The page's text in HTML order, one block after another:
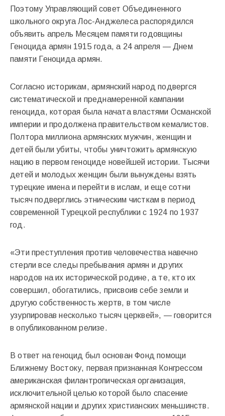
Поэтому Управляющий совет Объединенного
школьного округа Лос-Анджелеса распорядился
объявить апрель Месяцем памяти годовщины
Геноцида армян 1915 года, а 24 апреля — Днем
памяти Геноцида армян.
Согласно историкам, армянский народ подвергся
систематической и преднамеренной кампании
геноцида, которая была начата властями Османской
империи и продолжена правительством кемалистов.
Полтора миллиона армянских мужчин, женщин и
детей были убиты, чтобы уничтожить армянскую
нацию в первом геноциде новейшей истории. Тысячи
детей и молодых женщин были вынуждены взять
турецкие имена и перейти в ислам, и еще сотни
тысяч подверглись этническим чисткам в период
современной Турецкой республики с 1924 по 1937
год.
«Эти преступления против человечества навечно
стерли все следы пребывания армян и других
народов на их исторической родине, а те, кто их
совершил, обогатились, присвоив себе земли и
другую собственность жертв, в том числе
узурпировав несколько тысяч церквей», — говорится
в опубликованном релизе.
В ответ на геноцид был основан Фонд помощи
Ближнему Востоку, первая признанная Конгрессом
американская филантропическая организация,
исключительной целью которой было спасение
армянской нации и других христианских меньшинств.